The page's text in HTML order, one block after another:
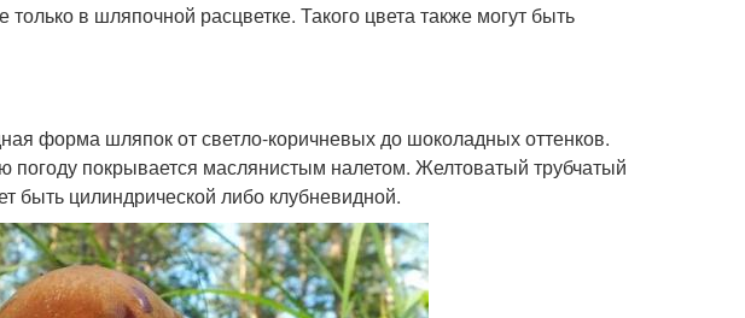
в шляпочной расцветке. Такого цвета также могут быть
форма шляпок от светло-коричневых до шоколадных оттенков.
погоду покрывается маслянистым налетом. Желтоватый трубчатый
быть цилиндрической либо клубневидной.